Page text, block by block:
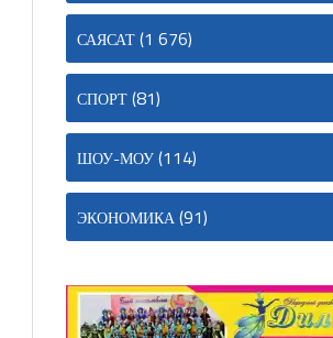
САЯСАТ(1 676)
СПОРТ(81)
ШОУ-МОУ(114)
ЭКОНОМИКА(91)